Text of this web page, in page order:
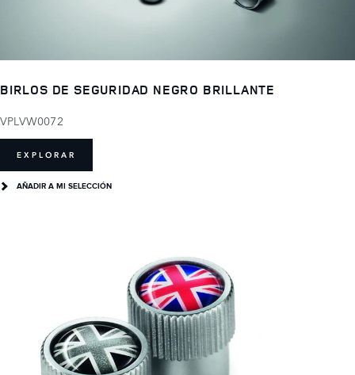
BIRLOS DE SEGURIDAD NEGRO BRILLANTE
VPLVW0072
EXPLORAR
AÑADIR A MI SELECCIÓN